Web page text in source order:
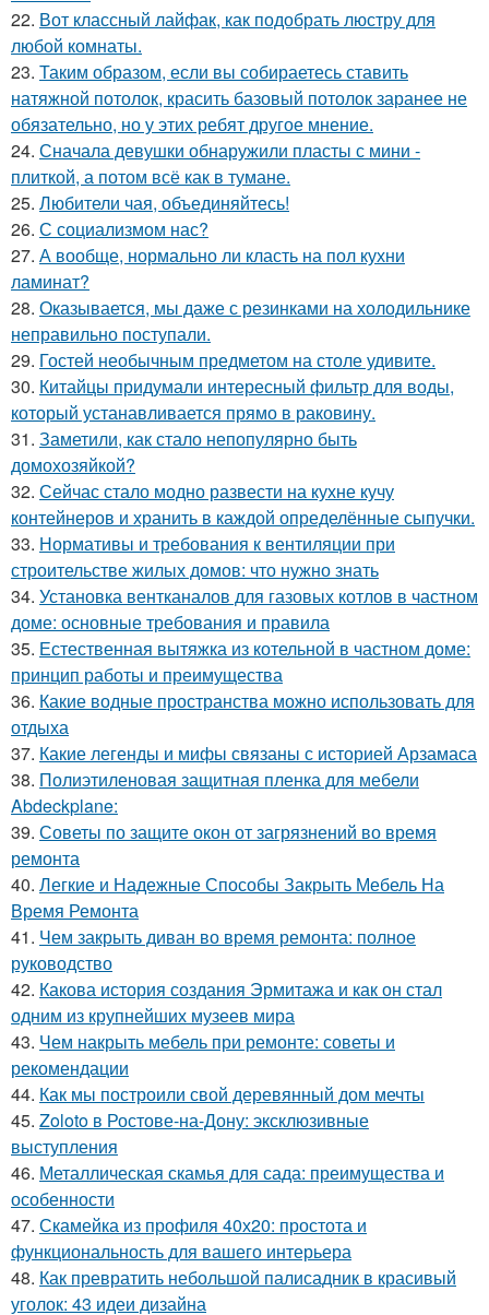
22. Вот классный лайфак, как подобрать люстру для
любой комнаты.
23. Таким образом, если вы собираетесь ставить
натяжной потолок, красить базовый потолок заранее не
обязательно, но у этих ребят другое мнение.
24. Сначала девушки обнаружили пласты с мини -
плиткой, а потом всё как в тумане.
25. Любители чая, объединяйтесь!
26. С социализмом нас?
27. А вообще, нормально ли класть на пол кухни
ламинат?
28. Оказывается, мы даже с резинками на холодильнике
неправильно поступали.
29. Гостей необычным предметом на столе удивите.
30. Китайцы придумали интересный фильтр для воды,
который устанавливается прямо в раковину.
31. Заметили, как стало непопулярно быть
домохозяйкой?
32. Сейчас стало модно развести на кухне кучу
контейнеров и хранить в каждой определённые сыпучки.
33. Нормативы и требования к вентиляции при
строительстве жилых домов: что нужно знать
34. Установка вентканалов для газовых котлов в частном
доме: основные требования и правила
35. Естественная вытяжка из котельной в частном доме:
принцип работы и преимущества
36. Какие водные пространства можно использовать для
отдыха
37. Какие легенды и мифы связаны с историей Арзамаса
38. Полиэтиленовая защитная пленка для мебели
Abdeckplane:
39. Советы по защите окон от загрязнений во время
ремонта
40. Легкие и Надежные Способы Закрыть Мебель На
Время Ремонта
41. Чем закрыть диван во время ремонта: полное
руководство
42. Какова история создания Эрмитажа и как он стал
одним из крупнейших музеев мира
43. Чем накрыть мебель при ремонте: советы и
рекомендации
44. Как мы построили свой деревянный дом мечты
45. Zoloto в Ростове-на-Дону: эксклюзивные
выступления
46. Металлическая скамья для сада: преимущества и
особенности
47. Скамейка из профиля 40х20: простота и
функциональность для вашего интерьера
48. Как превратить небольшой палисадник в красивый
уголок: 43 идеи дизайна